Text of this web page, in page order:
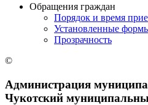
Обращения граждан
Порядок и время
Установленные
Прозрачность
©
Администрация
Чукотский